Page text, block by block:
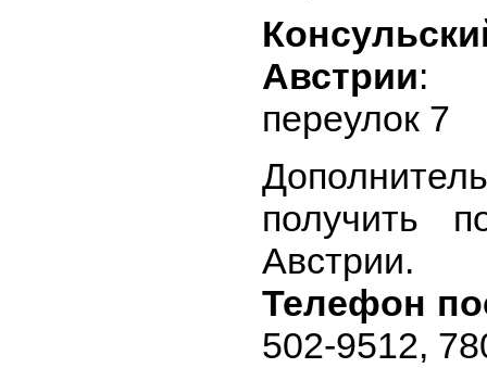
Австрии:
переулок 7
получить
Австрии.
Телефон
502-9512,